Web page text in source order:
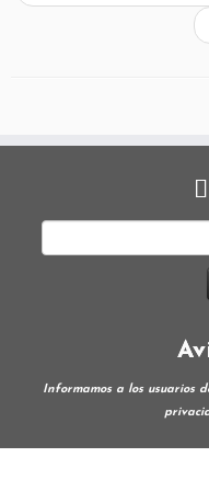
Informamos a los usuarios